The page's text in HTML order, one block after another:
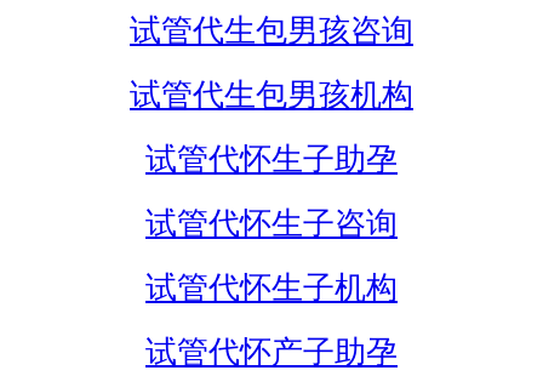
试管代生包男孩咨询
试管代生包男孩机构
试管代怀生子助孕
试管代怀生子咨询
试管代怀生子机构
试管代怀产子助孕